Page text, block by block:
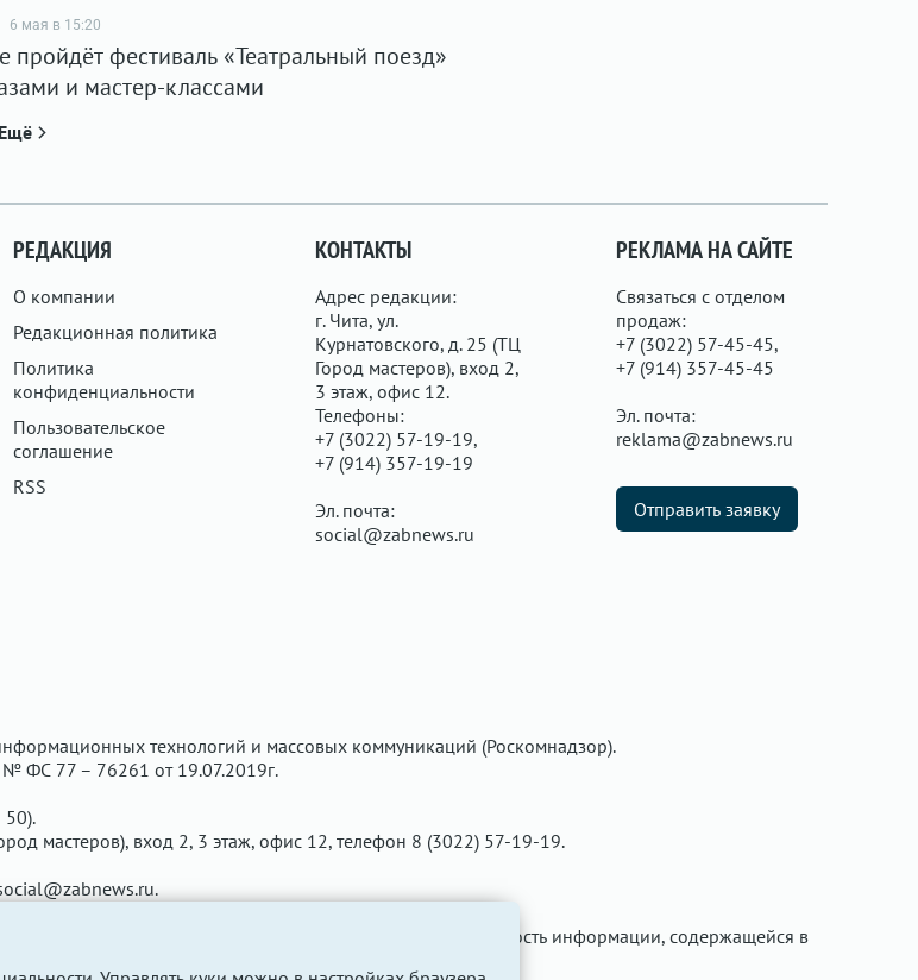
6 мая в 15:20
пройдёт фестиваль «Театральный поезд»
и мастер-классами
Ещё
РЕДАКЦИЯ
О компании
Редакционная политика
Политика
конфиденциальности
Пользовательское
соглашение
RSS
КОНТАКТЫ
Адрес редакции:
г. Чита, ул.
Курнатовского, д. 25 (ТЦ
Город мастеров), вход 2,
3 этаж, офис 12.
Телефоны:
+7 (3022) 57-19-19,
+7 (914) 357-19-19
Эл. почта:
social@zabnews.ru
РЕКЛАМА НА САЙТЕ
Связаться с отделом
продаж:
+7 (3022) 57-45-45,
+7 (914) 357-45-45
Эл. почта:
reklama@zabnews.ru
Отправить заявку
технологий и массовых коммуникаций (Роскомнадзор).
ФС 77 – 76261 от 19.07.2019г.
мастеров), вход 2, 3 этаж, офис 12, телефон 8 (3022) 57-19-19.
.
Редакция сайта не несёт ответственности за достоверность информации, содержащейся в